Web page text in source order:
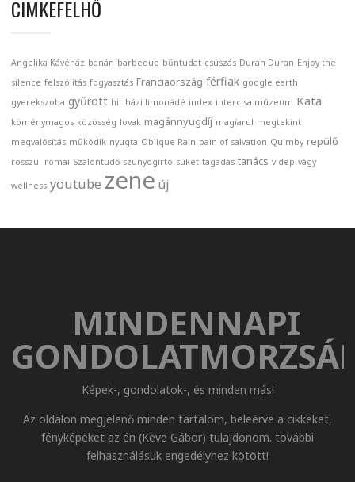
CIMKEFELHŐ
Angelika Kávéház banán barbeque bűntudat csúszás Duran Duran Enjoy the
silence felszólítás fogyasztás Franciaország férfiak google earth
gyerekszoba gyűrött hit házi limonádé index intercisa múzeum Kata
köménymagos közösség lovak magánnyugdíj magíarul megtekint
megvalósítás működik nyugta Oblique Rain pain of salvation Quimby repülő
rosszul római Szalontüdő szúnyogírtó süket tagadás tanács videp vágy
wellness youtube zene új
MINDENNAPI
Képek-, gondolatok-, és minden más!
Az oldalon megjelenő minden tartalom, beleérve a cikkeket,
fényképeket az én (Keve Gábor) tulajdonom. további
felhasználásuk engedélyhez kötött!